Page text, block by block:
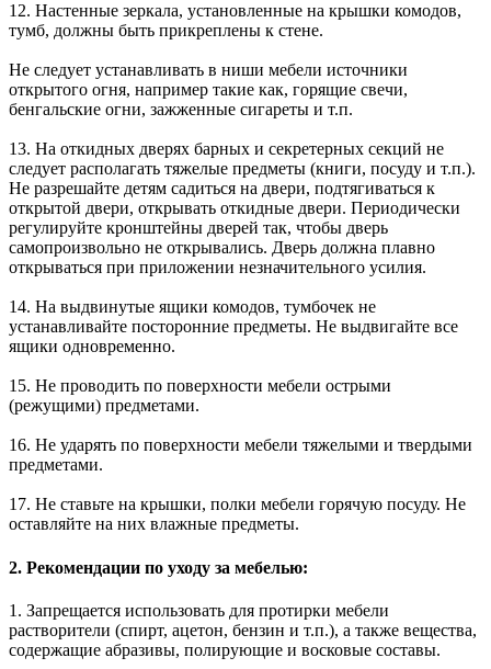
12. Настенные зеркала, установленные на крышки комодов,
тумб, должны быть прикреплены к стене.
Не следует устанавливать в ниши мебели источники
открытого огня, например такие как, горящие свечи,
бенгальские огни, зажженные сигареты и т.п.
13. На откидных дверях барных и секретерных секций не
следует располагать тяжелые предметы (книги, посуду и т.п.).
Не разрешайте детям садиться на двери, подтягиваться к
открытой двери, открывать откидные двери. Периодически
регулируйте кронштейны дверей так, чтобы дверь
самопроизвольно не открывались. Дверь должна плавно
открываться при приложении незначительного усилия.
14. На выдвинутые ящики комодов, тумбочек не
устанавливайте посторонние предметы. Не выдвигайте все
ящики одновременно.
15. Не проводить по поверхности мебели острыми
(режущими) предметами.
16. Не ударять по поверхности мебели тяжелыми и твердыми
предметами.
17. Не ставьте на крышки, полки мебели горячую посуду. Не
оставляйте на них влажные предметы.
2. Рекомендации по уходу за мебелью:
1. Запрещается использовать для протирки мебели
растворители (спирт, ацетон, бензин и т.п.), а также вещества,
содержащие абразивы, полирующие и восковые составы.